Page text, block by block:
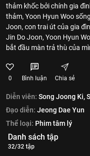
thảm khốc bởi chính gia
thảm, Yoon Hyun Woo
Joon, con trai út của gia
Jin Do Joon, Yoon Hyun
bắt đầu màn trả thù của
0 Bình luận Chia sẻ
Diễn viên: Song Joong Ki,
Đạo diễn: Jeong Dae Yun
Thể loại: Phim tâm lý
Danh sách tập
32/32 tập